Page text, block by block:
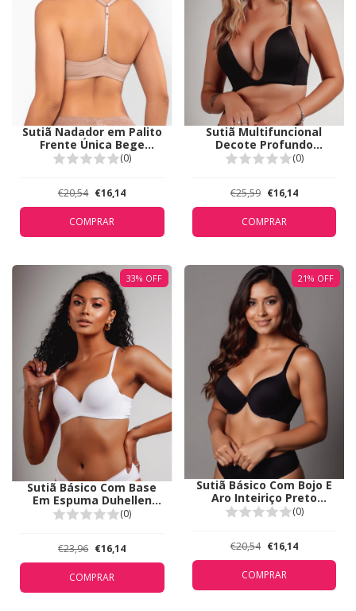
Sutiã Nadador em Palito
Frente Única Bege
Duhellen 5149
(0)
€20,54 €16,14
COMPRAR
Sutiã Multifuncional
Decote Profundo
Duhellen Preto 5381
(0)
€25,59 €16,14
COMPRAR
33% OFF
Sutiã Básico Com Base
Em Espuma Duhellen
Branco 5909(0)
€23,96 €16,14
COMPRAR
21% OFF
Sutiã Básico Com Bojo E
Aro Inteiriço Preto
Duhellen 5100
(0)
€20,54 €16,14
COMPRAR